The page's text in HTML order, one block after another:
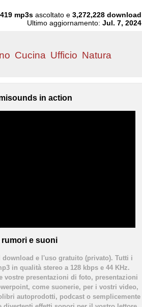
mp3s ascoltato e3,272,228 download
Ultimo aggiornamento:Jul. 7, 2024
Cucina Ufficio Natura
in action
rumori e suoni
download e l'uso gratuito (privato). Tutti i
in qualità stereo a 128 kbps e 44 KHz.
vostre presentazioni di foto, presentazioni
come suonerie, per i vostri video,
autoprodotti, podcast o semplicemente